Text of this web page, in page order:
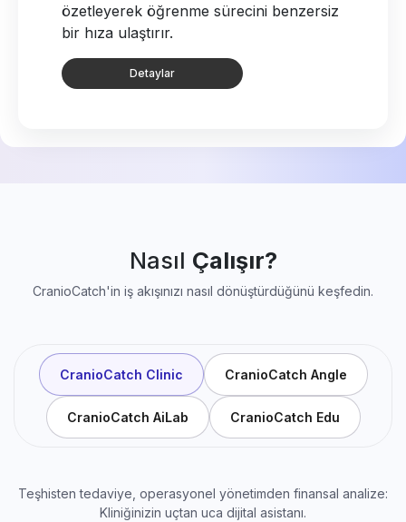
ve takip sürecinizi tek bir akıllı panelde
birleştirir.
Detaylar
Nasıl Çalışır?
CranioCatch'in iş akışınızı nasıl dönüştürdüğünü keşfedin.
CranioCatch Clinic CranioCatch Angle
CranioCatch AiLab CranioCatch Edu
Teşhisten tedaviye, operasyonel yönetimden finansal analize:
Kliniğinizin uçtan uca dijital asistanı.